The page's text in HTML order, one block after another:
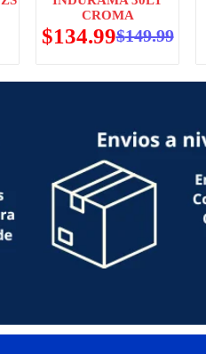
CROMA
$149.99
$134.99